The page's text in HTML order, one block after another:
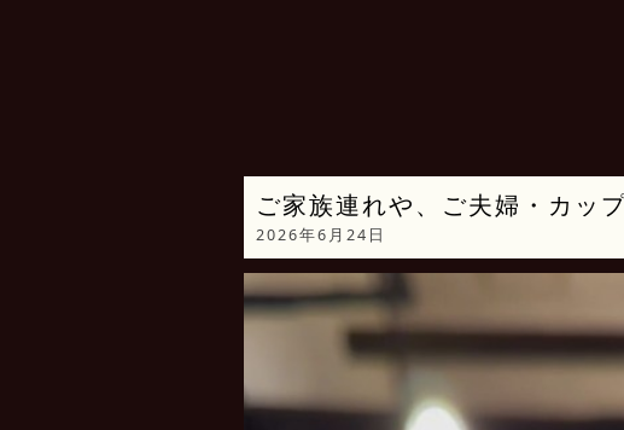
ご家族連れや、ご夫婦・カッ
2026年6月24日
動
画
ー